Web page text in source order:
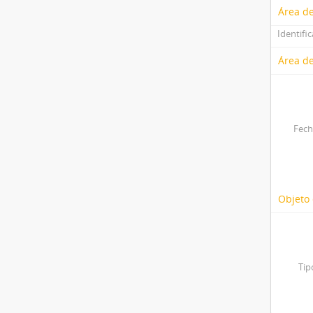
Área
Área
Objeto